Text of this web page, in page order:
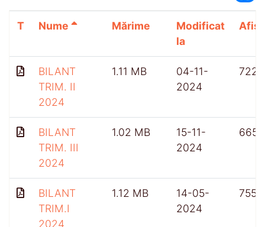
T Nume Mărime
Modificat
la
BILANT
TRIM. II
2024
1.11 MB
04-11-
2024
722
BILANT
TRIM. III
2024
1.02 MB
15-11-
2024
665
BILANT
TRIM.I
2024
1.12 MB
14-05-
2024
755